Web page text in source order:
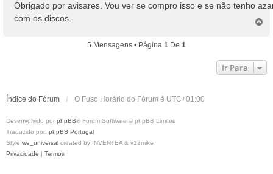
g
e
Obrigado por avisares. Vou ver se compro isso e se não tenho
com os discos.
5 Mensagens • Página 1 De 1
Ir Para
Índice do Fórum O Fuso Horário do Fórum é UTC+01:00
Desenvolvido por phpBB® Forum Software © phpBB Limited
Traduzido por: phpBB Portugal
Style we_universal created by INVENTEA & v12mike
Privacidade | Termos